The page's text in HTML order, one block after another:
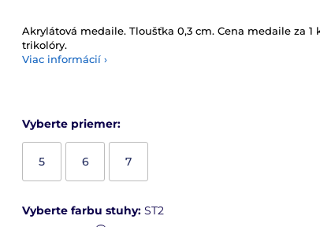
Akrylátová medaile. Tloušťka 0,3 cm. Cena medaile za 1
trikolóry.
Viac informácií ›
Vyberte priemer:
5 6 7
Vyberte farbu stuhy: ST2